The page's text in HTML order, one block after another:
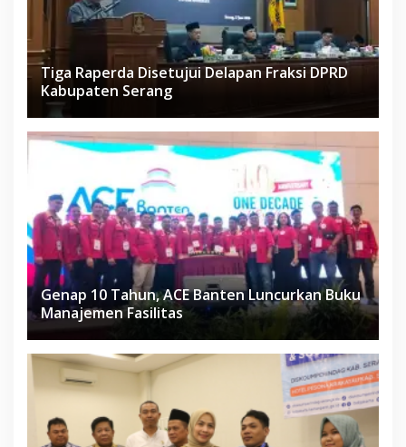
Tiga Raperda Disetujui Delapan Fraksi DPRD
Kabupaten Serang
Genap 10 Tahun, ACE Banten Luncurkan Buku
Manajemen Fasilitas